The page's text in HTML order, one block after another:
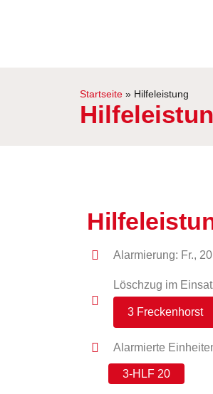
Startseite » Hilfeleistung
Alarmierung: Fr.,
Löschzug im
3 Freckenhorst
Alarmierte
3-HLF 20